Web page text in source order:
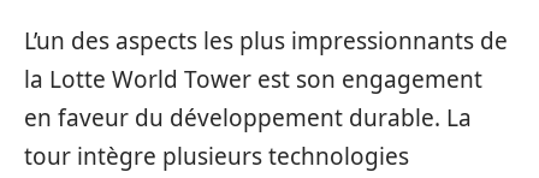
L’un des aspects les plus impressionnants de
la Lotte World Tower est son engagement
en faveur du développement durable. La
tour intègre plusieurs technologies